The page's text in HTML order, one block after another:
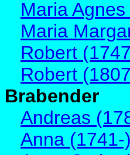
Maria
Maria
Robert
Robert
Brabender
Andreas
Anna (1741-)